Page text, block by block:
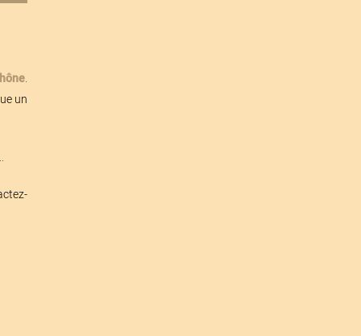
.
un